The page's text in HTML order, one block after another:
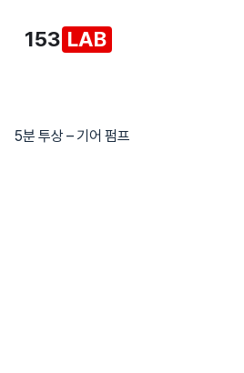
153 LAB
5분 투상 – 기어 펌프